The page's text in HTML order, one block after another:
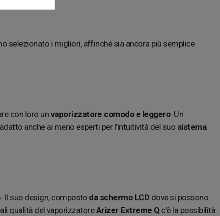
selezionato i migliori, affinché sia ancora più semplice
con loro un vaporizzatore comodo e leggero. Un
anche ai meno esperti per l'intuitività del suo sistema
Il suo design, composto da schermo LCD dove si possono
qualità del vaporizzatoreArizer Extreme Qc’è la possibilità